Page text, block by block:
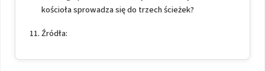
kościoła sprowadza się do trzech ścieżek?
Źródła: